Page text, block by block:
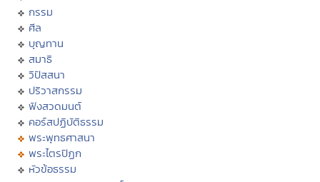
กรรม
ศีล
บุญทาน
สมาธิ
วิปัสสนา
ปริวาสกรรม
ฟังสวดมนต์
คอร์สปฏิบัติธรรม
พระพุทธศาสนา
พระไตรปิฏก
หัวข้อธรรม